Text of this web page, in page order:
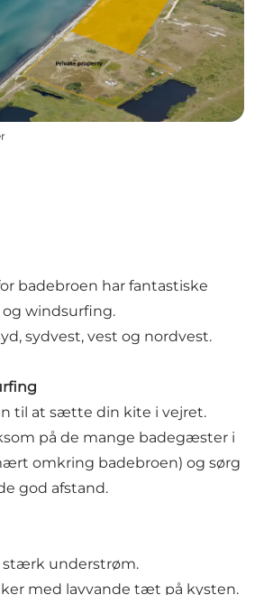
badebroen har fantastiske
windsurfing.
sydvest, vest og nordvest.
til at sætte din kite i vejret.
på de mange badegæster i
omkring badebroen) og sørg
god afstand.
stærk understrøm.
med lavvande tæt på kysten.